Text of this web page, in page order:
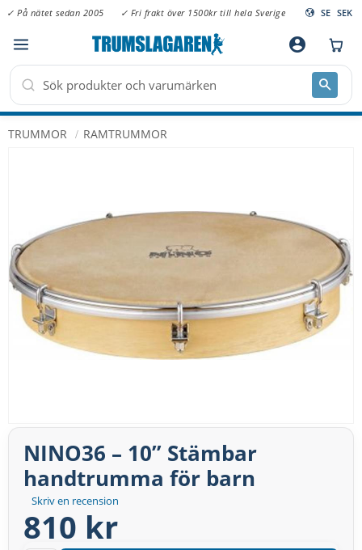
Meny
✓ På nätet sedan 2005 ✓ Fri frakt över 1500kr till hela Sverige SE SEK
account_circle
TRUMMOR RAMTRUMMOR
Skriv en recension
NINO36 – 10” Stämbar
handtrumma för barn
810 kr